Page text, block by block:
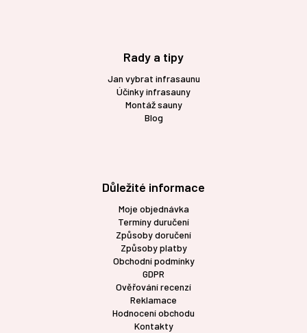
Rady a tipy
Jan vybrat infrasaunu
Účinky infrasauny
Montáž sauny
Blog
Důležité informace
Moje objednávka
Termíny duručení
Způsoby doručení
Způsoby platby
Obchodní podmínky
GDPR
Ověřování recenzí
Reklamace
Hodnocení obchodu
Kontakty